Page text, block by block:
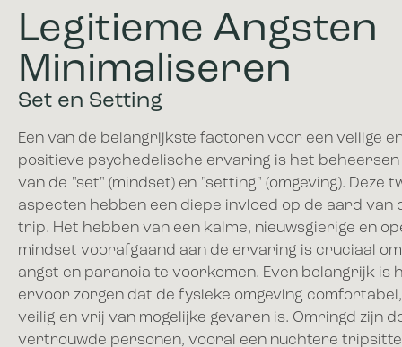
Legitieme Angsten
Minimaliseren
Set en Setting
Een van de belangrijkste factoren voor een veilige
positieve psychedelische ervaring is het beheersen
van de "set" (mindset) en "setting" (omgeving). Deze
aspecten hebben een diepe invloed op de aard van
trip. Het hebben van een kalme, nieuwsgierige en
mindset voorafgaand aan de ervaring is cruciaal om
angst en paranoia te voorkomen. Even belangrijk is
ervoor zorgen dat de fysieke omgeving comfortabel,
veilig en vrij van mogelijke gevaren is. Omringd zijn
vertrouwde personen, vooral een nuchtere